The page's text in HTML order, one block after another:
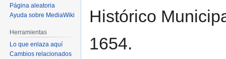
navegación
búsqueda
Histórico
1654.
Página aleatoria
Ayuda sobre MediaWiki
Herramientas
Lo que enlaza aquí
Cambios relacionados